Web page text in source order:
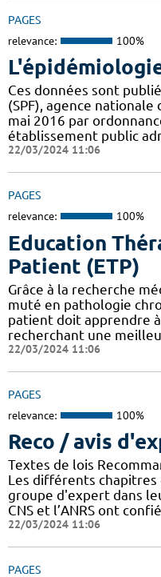
PAGES
relevance: 100%
Ces données sont
(SPF), agence
mai 2016 par
établissement public
22/03/2024 11:06
PAGES
relevance: 100%
Education
Patient (ETP)
Grâce à la recherche
muté en pathologie
patient doit apprendre
recherchant une
22/03/2024 11:06
PAGES
relevance: 100%
Reco / avis
Textes de lois
Les différents chapitres
groupe d'expert dans
CNS et l’ANRS ont
22/03/2024 11:06
PAGES